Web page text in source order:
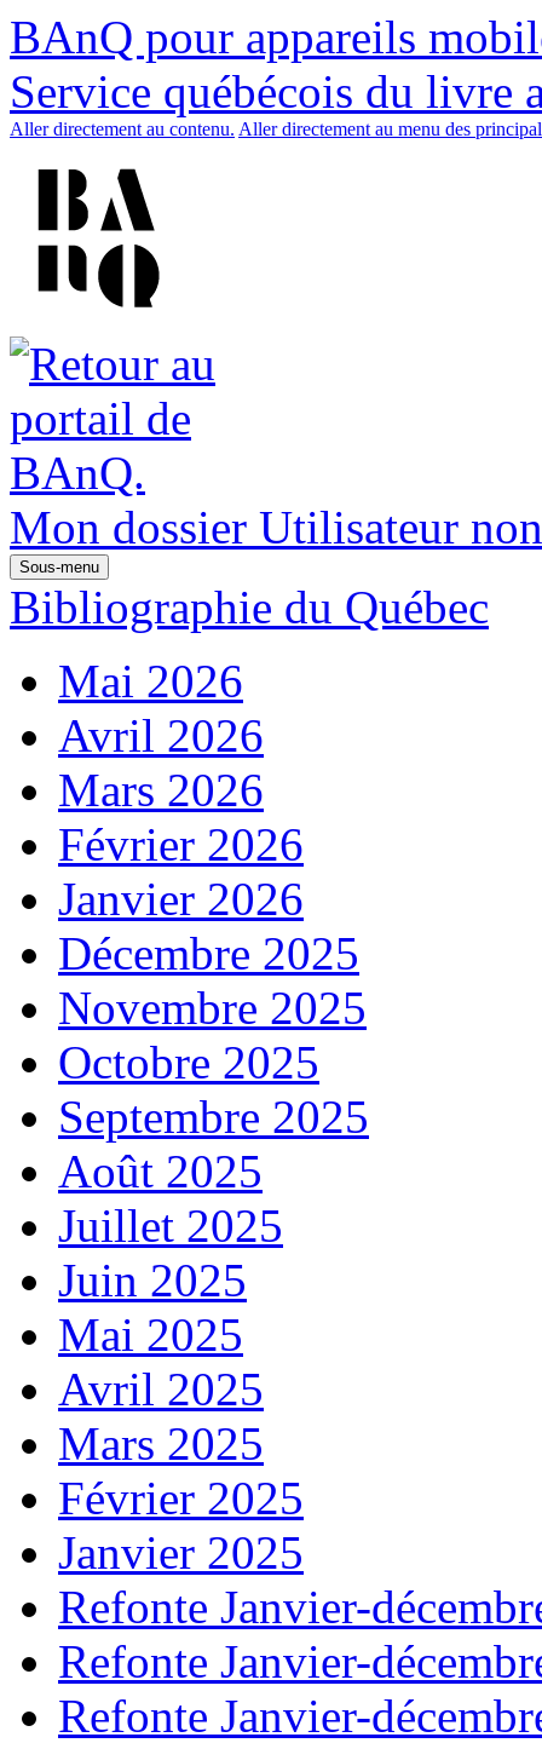
BAnQ pour appareils
Service québécois du livre
Aller directement au contenu. Aller directement au menu des
Mon dossier Utilisateur
Sous-menu
Bibliographie du Québec
Mai 2026
Avril 2026
Mars 2026
Février 2026
Janvier 2026
Décembre 2025
Novembre 2025
Octobre 2025
Septembre 2025
Août 2025
Juillet 2025
Juin 2025
Mai 2025
Avril 2025
Mars 2025
Février 2025
Janvier 2025
Refonte Janvier-
Refonte Janvier-
Refonte Janvier-